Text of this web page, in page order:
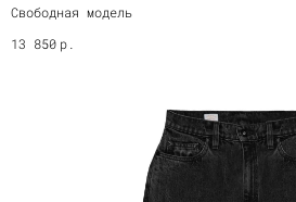
Свободная модель
13 850 р.